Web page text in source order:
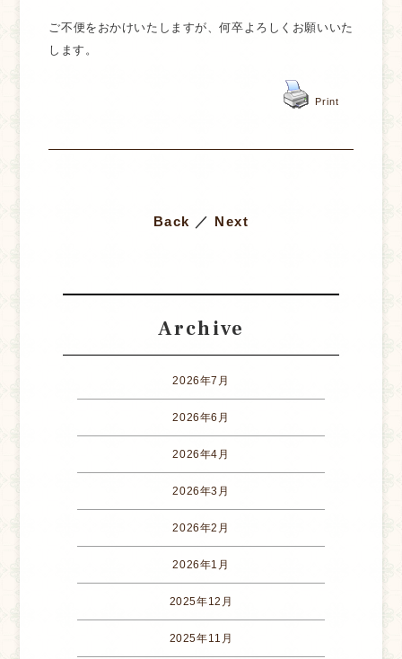
ご不便をおかけいたしますが、何卒よろしくお願いいた
します。
Print
Back ／ Next
Archive
2026年7月
2026年6月
2026年4月
2026年3月
2026年2月
2026年1月
2025年12月
2025年11月